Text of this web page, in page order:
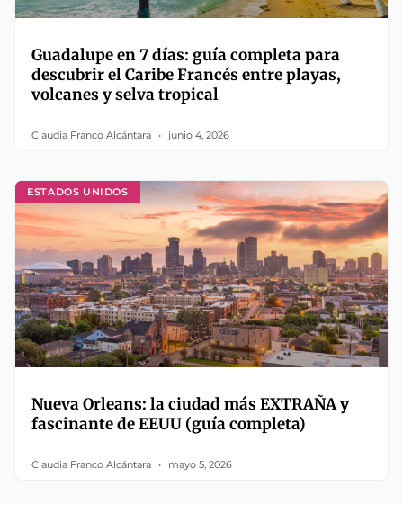
Guadalupe en 7 días: guía completa para
descubrir el Caribe Francés entre playas,
volcanes y selva tropical
Claudia Franco Alcántara junio 4, 2026
ESTADOS UNIDOS
Nueva Orleans: la ciudad más EXTRAÑA y
fascinante de EEUU (guía completa)
Claudia Franco Alcántara mayo 5, 2026